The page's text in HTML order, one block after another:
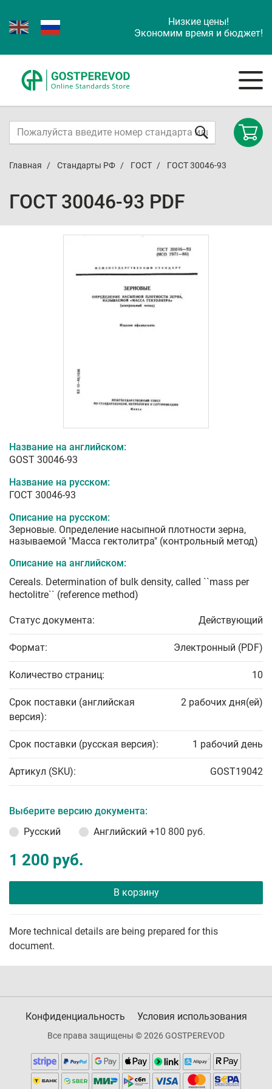
Низкие цены!
Экономим время и бюджет!
Главная Стандарты РФ ГОСТ ГОСТ 30046-93
ГОСТ 30046-93 PDF
Название на английском:
GOST 30046-93
Название на русском:
ГОСТ 30046-93
Описание на русском:
Зерновые. Определение насыпной плотности зерна,
называемой "Масса гектолитра" (контрольный метод)
Описание на английском:
Cereals. Determination of bulk density, called ``mass per
hectolitre`` (reference method)
Статус документа: Действующий
Формат: Электронный (PDF)
Количество страниц: 10
Срок поставки (английская
версия):
2 рабочих дня(ей)
Срок поставки (русская версия): 1 рабочий день
Артикул (SKU): GOST19042
Выберите версию документа:
Русский
Английский +10 800 руб.
1 200 руб.
В корзину
More technical details are being prepared for this
document.
Конфиденциальность Условия использования
Все права защищены © 2026 GOSTPEREVOD